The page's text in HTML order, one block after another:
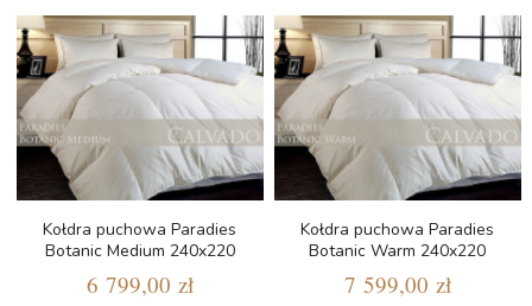
Kołdra puchowa Paradies
Botanic Medium 240x220
6 799,00 zł
Kołdra puchowa Paradies
Botanic Warm 240x220
7 599,00 zł